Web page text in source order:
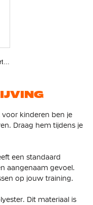
kinderen ben je
Draag hem tijdens je
een standaard
aangenaam gevoel.
op jouw training.
Dit materiaal is